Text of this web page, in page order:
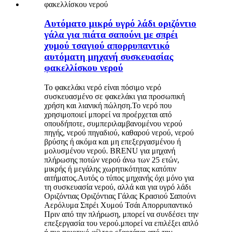
Αυτόματο μικρό υγρό λάδι οριζόντιο
γάλα για πιάτα σαπούνι με σπρέι
χυμού τσαγιού απορρυπαντικό
αυτόματη μηχανή συσκευασίας
φακελλίσκου νερού
Το φακελάκι νερό είναι πόσιμο νερό
συσκευασμένο σε φακελάκι για προσωπική
χρήση και λιανική πώληση.Το νερό που
χρησιμοποιεί μπορεί να προέρχεται από
οπουδήποτε, συμπεριλαμβανομένου νερού
πηγής, νερού πηγαδιού, καθαρού νερού, νερού
βρύσης ή ακόμα και μη επεξεργασμένου ή
μολυσμένου νερού. BRENU για μηχανή
πλήρωσης ποτών νερού άνω των 25 ετών,
μικρής ή μεγάλης χωρητικότητας κατόπιν
αιτήματος.Αυτός ο τύπος μηχανής όχι μόνο για
τη συσκευασία νερού, αλλά και για υγρό λάδι
Οριζόντιας Οριζόντιας Γάλας Κρασιού Σαπούνι
Αερόλυμα Σπρέι Χυμού Τσάι Απορρυπαντικό
Πριν από την πλήρωση, μπορεί να συνδέσει την
επεξεργασία του νερού.μπορεί να επιλέξει απλό